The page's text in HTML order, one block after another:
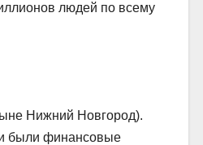
людей по всему
Нижний Новгород).
были финансовые